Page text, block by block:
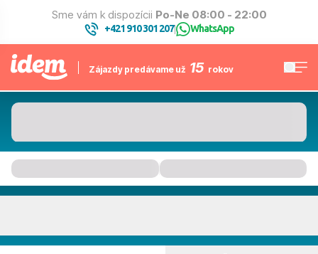
Sme vám k dispozícii Po-Ne 08:00 - 22:00
+421 910 301 207| WhatsApp
Zájazdy predávame už 15 rokov